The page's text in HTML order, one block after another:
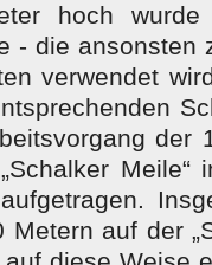
hoch wurde
- die ansonsten
verwendet
der
Meile“
auf der